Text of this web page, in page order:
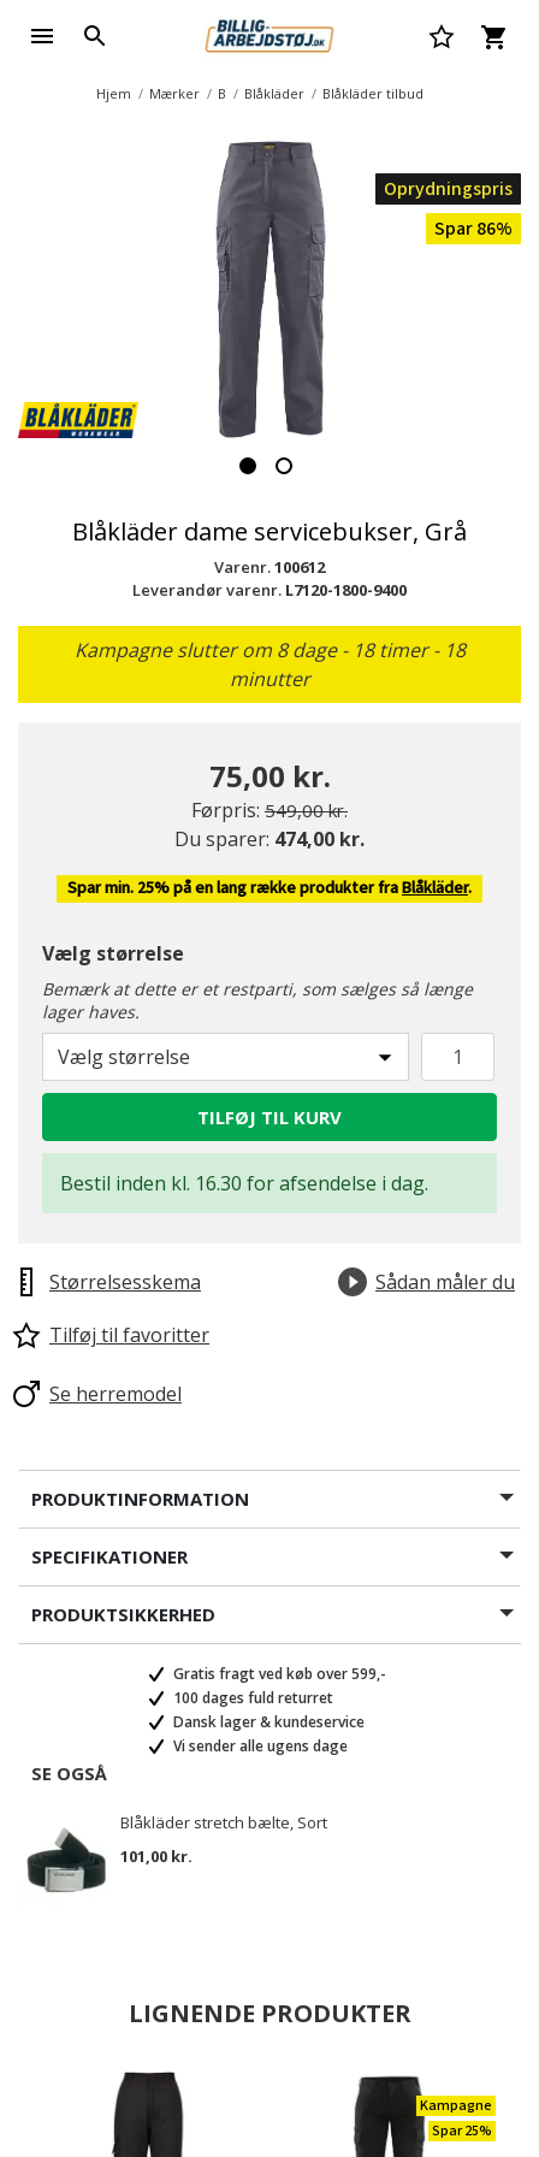
Hjem Mærker B Blåkläder Blåkläder tilbud
Oprydningspris
Spar 86%
Blåkläder dame servicebukser, Grå
Varenr.100612
Leverandør varenr. L7120-1800-9400
Kampagne slutter om 8 dage - 18 timer - 18
minutter
75,00 kr.
Førpris: Pris nedsat fra
549,00 kr.til
Du sparer: 474,00 kr.
Spar min. 25% på en lang række produkter fraBlåkläder.
Vælg størrelse
Bemærk at dette er et restparti, som sælges så længe
lager haves.
Vælg størrelse
TILFØJ TIL KURV
Bestil inden kl. 16.30 for afsendelse i dag.
Størrelsesskema
Sådan måler du
Tilføj til favoritter
Se herremodel
PRODUKTINFORMATION
SPECIFIKATIONER
PRODUKTSIKKERHED
Gratis fragt ved køb over 599,-
100 dages fuld returret
Dansk lager & kundeservice
Vi sender alle ugens dage
SE OGSÅ
Blåkläder stretch bælte, Sort
101,00 kr.
LIGNENDE PRODUKTER
Kampagne
Spar 25%